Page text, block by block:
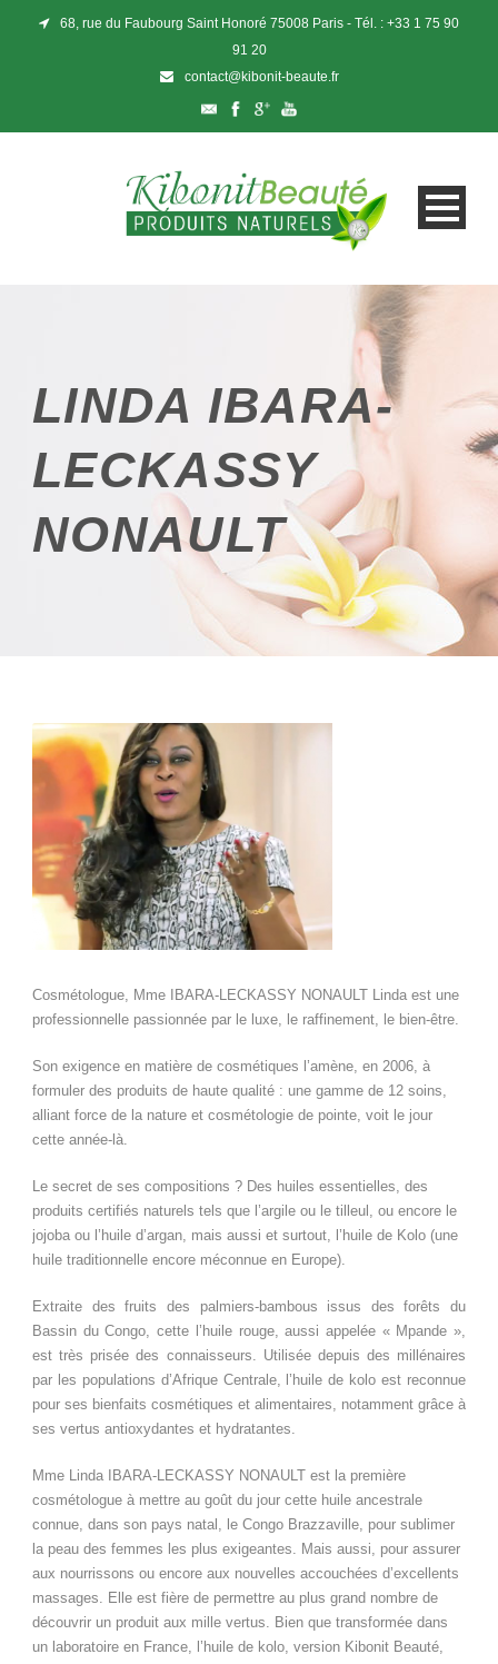
68, rue du Faubourg Saint Honoré 75008 Paris - Tél. : +33 1 75 90
91 20
contact@kibonit-beaute.fr
LINDA IBARA-
LECKASSY
NONAULT
Cosmétologue, Mme IBARA-LECKASSY NONAULT Linda est une
professionnelle passionnée par le luxe, le raffinement, le bien-être.
Son exigence en matière de cosmétiques l’amène, en 2006, à
formuler des produits de haute qualité : une gamme de 12 soins,
alliant force de la nature et cosmétologie de pointe, voit le jour
cette année-là.
Le secret de ses compositions ? Des huiles essentielles, des
produits certifiés naturels tels que l’argile ou le tilleul, ou encore le
jojoba ou l’huile d’argan, mais aussi et surtout, l’huile de Kolo (une
huile traditionnelle encore méconnue en Europe).
Extraite des fruits des palmiers-bambous issus des forêts du
Bassin du Congo, cette l’huile rouge, aussi appelée « Mpande »,
est très prisée des connaisseurs. Utilisée depuis des millénaires
par les populations d’Afrique Centrale, l’huile de kolo est reconnue
pour ses bienfaits cosmétiques et alimentaires, notamment grâce à
ses vertus antioxydantes et hydratantes.
Mme Linda IBARA-LECKASSY NONAULT est la première
cosmétologue à mettre au goût du jour cette huile ancestrale
connue, dans son pays natal, le Congo Brazzaville, pour sublimer
la peau des femmes les plus exigeantes. Mais aussi, pour assurer
aux nourrissons ou encore aux nouvelles accouchées d’excellents
massages. Elle est fière de permettre au plus grand nombre de
découvrir un produit aux mille vertus. Bien que transformée dans
un laboratoire en France, l’huile de kolo, version Kibonit Beauté,